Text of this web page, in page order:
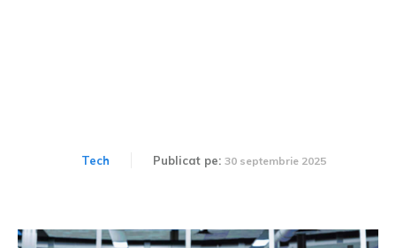
Tech Publicat pe: 30 septembrie 2025